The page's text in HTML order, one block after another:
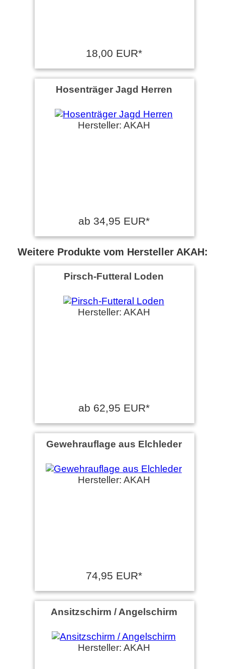
18,00 EUR*
Hosenträger Jagd Herren
Hersteller: AKAH
ab 34,95 EUR*
Weitere Produkte vom Hersteller AKAH:
Pirsch-Futteral Loden
Hersteller: AKAH
ab 62,95 EUR*
Gewehrauflage aus Elchleder
Hersteller: AKAH
74,95 EUR*
Ansitzschirm / Angelschirm
Hersteller: AKAH